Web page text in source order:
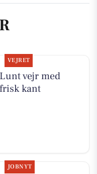
VEJRET
Lunt vejr med
frisk kant
JOBNYT